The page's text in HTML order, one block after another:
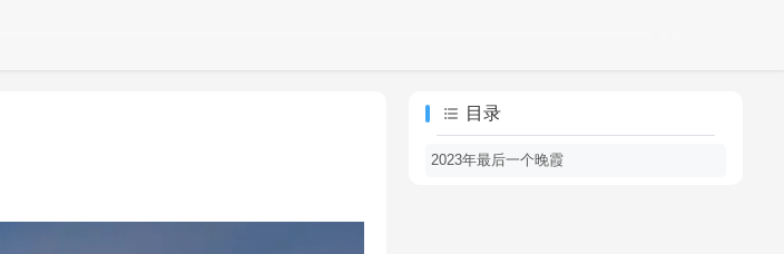
目录
2023年最后一个晚霞